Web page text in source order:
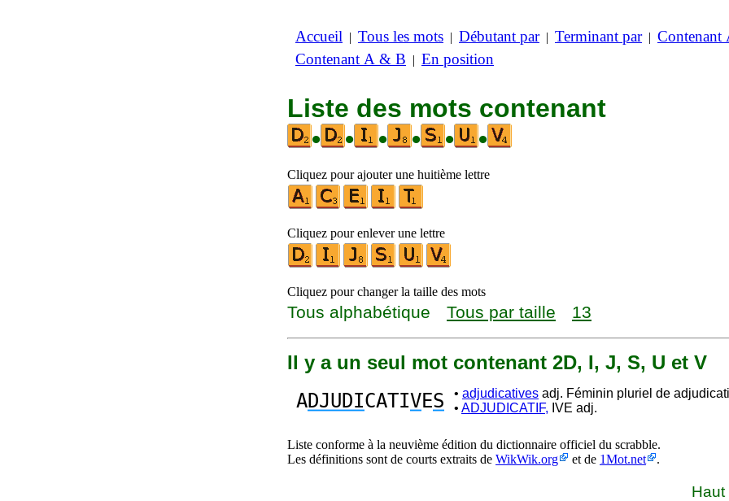
Accueil | Tous les mots | Débutant par| Terminant par| Contenant
Contenant A & B | En position
Liste des mots contenant
•
• • • • •
Cliquez pour ajouter une huitième lettre
Cliquez pour enlever une lettre
Cliquez pour changer la taille des mots
Tous alphabétique Tous par taille 13
Il y a un seul mot contenant 2D, I, J, S, U et V
ADJUDICATIVES • adjudicatives adj. Féminin pluriel de
• ADJUDICATIF, IVE adj.
Liste conforme à la neuvième édition du dictionnaire officiel du scrabble.
Les définitions sont de courts extraits de WikWik.org et de 1Mot.net .